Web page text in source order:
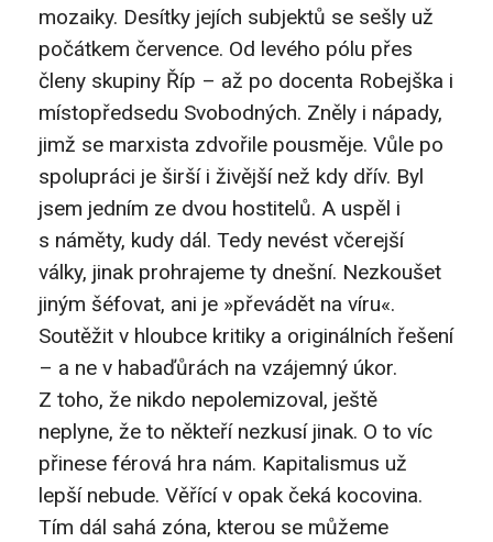
mozaiky. Desítky jejích subjektů se sešly už
počátkem července. Od levého pólu přes
členy skupiny Říp – až po docenta Robejška i
místopředsedu Svobodných. Zněly i nápady,
jimž se marxista zdvořile pousměje. Vůle po
spolupráci je širší i živější než kdy dřív. Byl
jsem jedním ze dvou hostitelů. A uspěl i
s náměty, kudy dál. Tedy nevést včerejší
války, jinak prohrajeme ty dnešní. Nezkoušet
jiným šéfovat, ani je »převádět na víru«.
Soutěžit v hloubce kritiky a originálních řešení
– a ne v habaďůrách na vzájemný úkor.
Z toho, že nikdo nepolemizoval, ještě
neplyne, že to někteří nezkusí jinak. O to víc
přinese férová hra nám. Kapitalismus už
lepší nebude. Věřící v opak čeká kocovina.
Tím dál sahá zóna, kterou se můžeme